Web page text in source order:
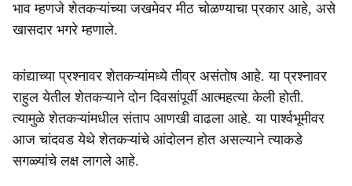
भाव म्हणजे शेतकऱ्यांच्या जखमेवर मीठ चोळण्याचा प्रकार आहे, असे
खासदार भगरे म्हणाले.
कांद्याच्या प्रश्नावर शेतकऱ्यांमध्ये तीव्र असंतोष आहे. या प्रश्नावर
राहुल येतील शेतकऱ्याने दोन दिवसांपूर्वी आत्महत्या केली होती.
त्यामुळे शेतकऱ्यांमधील संताप आणखी वाढला आहे. या पार्श्वभूमीवर
आज चांदवड येथे शेतकऱ्यांचे आंदोलन होत असल्याने त्याकडे
सगळ्यांचे लक्ष लागले आहे.